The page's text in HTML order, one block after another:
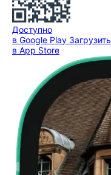
Доступно
в Google Play Загрузить
в App Store